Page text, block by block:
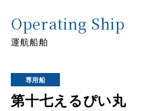
Operating Ship
運航船舶
専用船
第十七えるぴい丸